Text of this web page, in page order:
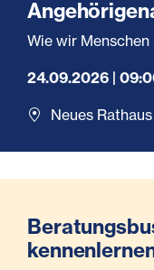
Wie wir
24.09.2026 |
Neues